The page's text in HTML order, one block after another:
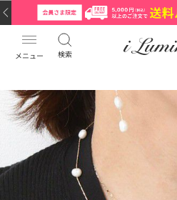
メニュー 検索